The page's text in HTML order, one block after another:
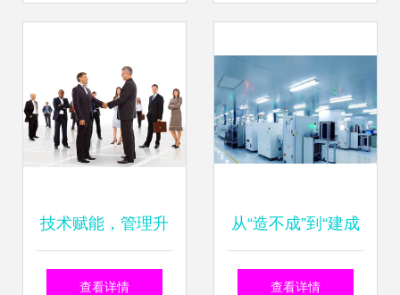
的“三重考验”
技术赋能，管理升
级——宁波明征企
查看详情
从“造不成”到“建成
厂” 光刻机巨头的
查看详情